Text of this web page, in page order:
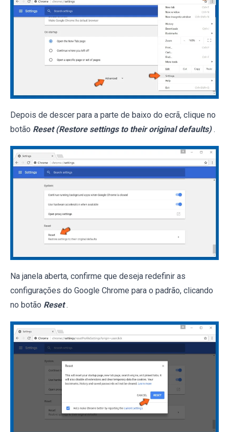
Depois de descer para a parte de baixo do ecrã, clique no
botão Reset (Restore settings to their original defaults) .
Na janela aberta, confirme que deseja redefinir as
configurações do Google Chrome para o padrão, clicando
no botão Reset .